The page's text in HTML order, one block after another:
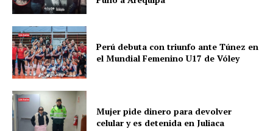
Perú debuta con triunfo ante Túnez en
el Mundial Femenino U17 de Vóley
Mujer pide dinero para devolver
celular y es detenida en Juliaca